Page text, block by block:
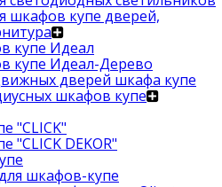
шкафов купе дверей,
купе Идеал
купе Идеал-Дерево
дверей шкафа купе
шкафов купе
"CLICK"
"CLICK DEKOR"
шкафов-купе